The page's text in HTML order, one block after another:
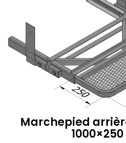
Marchepied